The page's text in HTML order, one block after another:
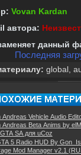
Vovan Kardan
автора:
данный
Последняя
global
Andreas Vehicle Audio
Andreas Beta Anims by
SA для uCoz
5 Radio HUD By
Mod Manager v2.1